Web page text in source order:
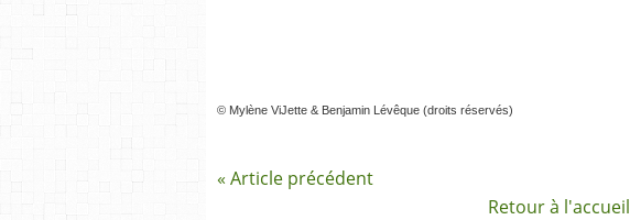
© Mylène ViJette & Benjamin Lévêque (droits réservés)
« Article précédent
Retour à l'accueil